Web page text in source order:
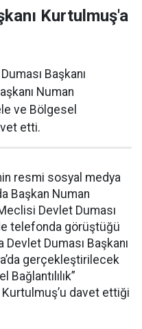
Kurtulmuş'a
Başkanı
Numan
ve Bölgesel
etti.
resmi sosyal medya
Başkan Numan
Devlet Duması
telefonda görüştüğü
Duması Başkanı
gerçekleştirilecek
Kurtulmuş’u davet ettiği